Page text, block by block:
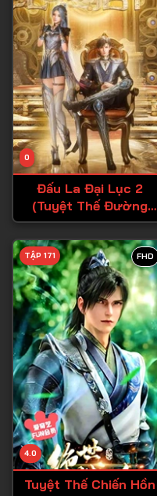
0
Đấu La Đại Lục 2
(Tuyệt Thế Đường
Môn)
FHD
4.0
TẬP 171
Tuyệt Thế Chiến Hồn